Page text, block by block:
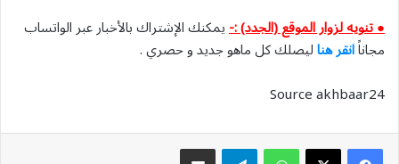
● تنويه لزوار الموقع (الجدد) :-يمكنك الإشتراك بالأخبار عبر الواتساب
مجاناًانقر هناليصلك كل ماهو جديد و حصري .
Source akhbaar24
واتسابتيلقرام مشاركة عبر البريد